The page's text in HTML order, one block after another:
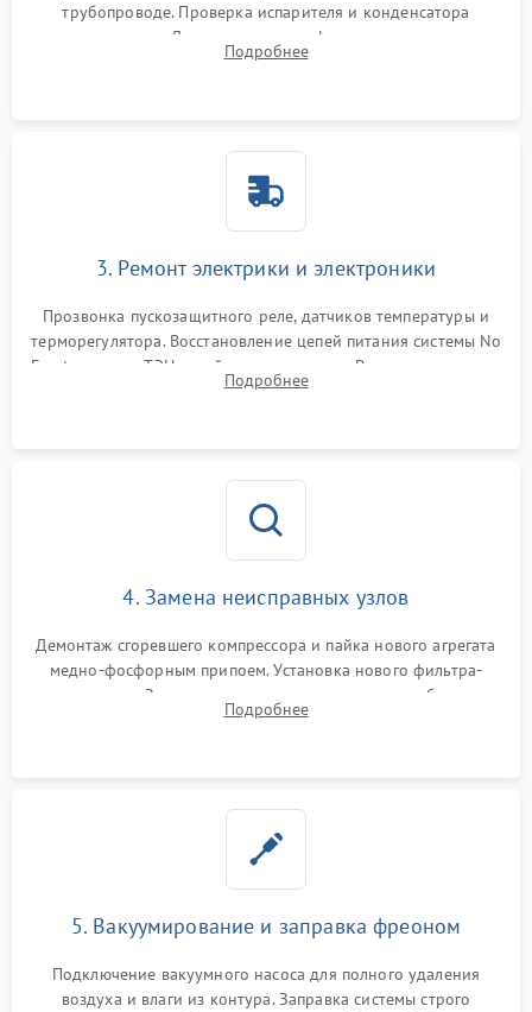
трубопроводе. Проверка испарителя и конденсатора
течеискателем. Демонтаж старого фильтра-осушителя и
продувка капиллярной трубки для устранения засоров.
Подробнее
3. Ремонт электрики и электроники
Прозвонка пускозащитного реле, датчиков температуры и
терморегулятора. Восстановление цепей питания системы No
Frost, включая ТЭН оттайки и вентилятор. Ремонт или замена
платы управления при сбоях алгоритмов.
Подробнее
4. Замена неисправных узлов
Демонтаж сгоревшего компрессора и пайка нового агрегата
медно-фосфорным припоем. Установка нового фильтра-
осушителя. Замена изношенных вентиляторов обдува,
сломанных заслонок или поврежденных дверных петель.
Подробнее
5. Вакуумирование и заправка фреоном
Подключение вакуумного насоса для полного удаления
воздуха и влаги из контура. Заправка системы строго